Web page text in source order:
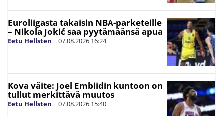
Euroliigasta takaisin NBA-parketeille
– Nikola Jokić saa pyytämäänsä apua
Eetu Hellsten | 07.08.2026 16:24
Kova väite: Joel Embiidin kuntoon on
tullut merkittävä muutos
Eetu Hellsten | 07.08.2026 15:40